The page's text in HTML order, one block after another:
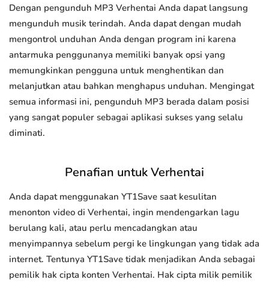
Dengan pengunduh MP3 Verhentai Anda dapat langsung
mengunduh musik terindah. Anda dapat dengan mudah
mengontrol unduhan Anda dengan program ini karena
antarmuka penggunanya memiliki banyak opsi yang
memungkinkan pengguna untuk menghentikan dan
melanjutkan atau bahkan menghapus unduhan. Mengingat
semua informasi ini, pengunduh MP3 berada dalam posisi
yang sangat populer sebagai aplikasi sukses yang selalu
diminati.
Penafian untuk Verhentai
Anda dapat menggunakan YT1Save saat kesulitan
menonton video di Verhentai, ingin mendengarkan lagu
berulang kali, atau perlu mencadangkan atau
menyimpannya sebelum pergi ke lingkungan yang tidak ada
internet. Tentunya YT1Save tidak menjadikan Anda sebagai
pemilik hak cipta konten Verhentai. Hak cipta milik pemilik